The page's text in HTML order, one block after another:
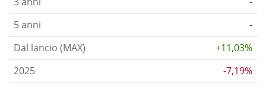
5 anni
-
Dal lancio (MAX)
+11,03%
2025
-7,19%